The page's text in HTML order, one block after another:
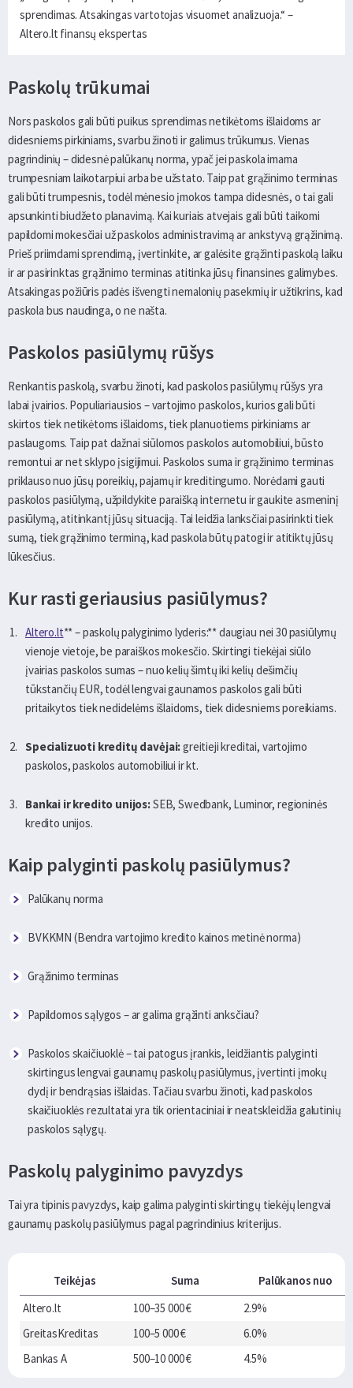
sprendimas. Atsakingas vartotojas visuomet analizuoja.“ –
Altero.lt finansų ekspertas
Paskolų trūkumai
Nors paskolos gali būti puikus sprendimas netikėtoms išlaidoms ar
didesniems pirkiniams, svarbu žinoti ir galimus trūkumus. Vienas
pagrindinių – didesnė palūkanų norma, ypač jei paskola imama
trumpesniam laikotarpiui arba be užstato. Taip pat grąžinimo terminas
gali būti trumpesnis, todėl mėnesio įmokos tampa didesnės, o tai gali
apsunkinti biudžeto planavimą. Kai kuriais atvejais gali būti taikomi
papildomi mokesčiai už paskolos administravimą ar ankstyvą grąžinimą.
Prieš priimdami sprendimą, įvertinkite, ar galėsite grąžinti paskolą laiku
ir ar pasirinktas grąžinimo terminas atitinka jūsų finansines galimybes.
Atsakingas požiūris padės išvengti nemalonių pasekmių ir užtikrins, kad
paskola bus naudinga, o ne našta.
Paskolos pasiūlymų rūšys
Renkantis paskolą, svarbu žinoti, kad paskolos pasiūlymų rūšys yra
labai įvairios. Populiariausios – vartojimo paskolos, kurios gali būti
skirtos tiek netikėtoms išlaidoms, tiek planuotiems pirkiniams ar
paslaugoms. Taip pat dažnai siūlomos paskolos automobiliui, būsto
remontui ar net sklypo įsigijimui. Paskolos suma ir grąžinimo terminas
priklauso nuo jūsų poreikių, pajamų ir kreditingumo. Norėdami gauti
paskolos pasiūlymą, užpildykite paraišką internetu ir gaukite asmeninį
pasiūlymą, atitinkantį jūsų situaciją. Tai leidžia lanksčiai pasirinkti tiek
sumą, tiek grąžinimo terminą, kad paskola būtų patogi ir atitiktų jūsų
lūkesčius.
Kur rasti geriausius pasiūlymus?
Altero.lt** – paskolų palyginimo lyderis:** daugiau nei 30 pasiūlymų
vienoje vietoje, be paraiškos mokesčio. Skirtingi tiekėjai siūlo
įvairias paskolos sumas – nuo kelių šimtų iki kelių dešimčių
tūkstančių EUR, todėl lengvai gaunamos paskolos gali būti
pritaikytos tiek nedidelėms išlaidoms, tiek didesniems poreikiams.
Specializuoti kreditų davėjai:greitieji kreditai, vartojimo
paskolos, paskolos automobiliui ir kt.
Bankai ir kredito unijos:SEB, Swedbank, Luminor, regioninės
kredito unijos.
Kaip palyginti paskolų pasiūlymus?
Palūkanų norma
BVKKMN (Bendra vartojimo kredito kainos metinė norma)
Grąžinimo terminas
Papildomos sąlygos – ar galima grąžinti anksčiau?
Paskolos skaičiuoklė – tai patogus įrankis, leidžiantis palyginti
skirtingus lengvai gaunamų paskolų pasiūlymus, įvertinti įmokų
dydį ir bendrąsias išlaidas. Tačiau svarbu žinoti, kad paskolos
skaičiuoklės rezultatai yra tik orientaciniai ir neatskleidžia galutinių
paskolos sąlygų.
Paskolų palyginimo pavyzdys
Tai yra tipinis pavyzdys, kaip galima palyginti skirtingų tiekėjų lengvai
gaunamų paskolų pasiūlymus pagal pagrindinius kriterijus.
Teikėjas Suma
Palūkanos nuo
Altero.lt
100–35 000 €
2.9%
GreitasKreditas
100–5 000 €
6.0%
Bankas A
500–10 000 € 4.5%